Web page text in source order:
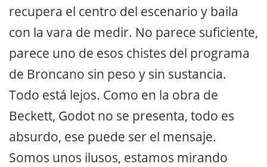
recupera el centro del escenario y baila
con la vara de medir. No parece suficiente,
parece uno de esos chistes del programa
de Broncano sin peso y sin sustancia.
Todo está lejos. Como en la obra de
Beckett, Godot no se presenta, todo es
absurdo, ese puede ser el mensaje.
Somos unos ilusos, estamos mirando